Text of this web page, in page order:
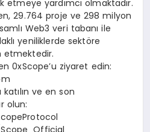
yardımcı olmaktadır.
29.764 proje ve 298 milyon
Web3 veri tabanı ile
yeniliklerde sektöre
etmektedir.
0xScope’u ziyaret edin:
ve en son
olun: